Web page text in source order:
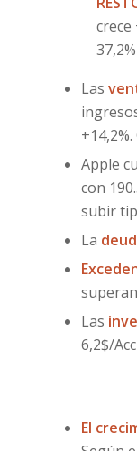
crece
Las
Apple
con
subir
La
Las
6,2$/Acc
El